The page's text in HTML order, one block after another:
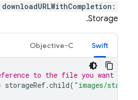
downloadURLWithCompletion:
Storage
.
Swift
Objective-C
to the file you want to
storageRef.child( "images/